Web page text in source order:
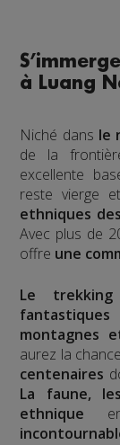
à Luang
Niché dans le
de la
excellente
reste vierge
ethniques
Avec plus de
offre une
Le
montagnes
aurez la
centenaires
La faune,
ethnique